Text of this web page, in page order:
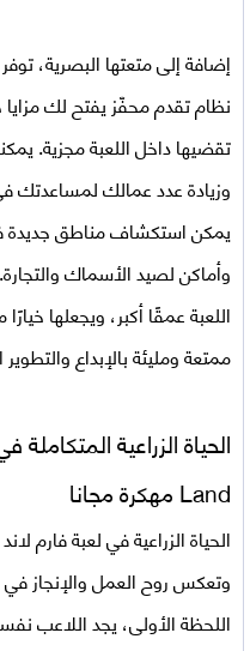
إضافة إلى متعتها البصرية، توفر
نظام تقدم محفّز يفتح لك
تقضيها داخل اللعبة مجزية.
وزيادة عدد عمالك لمساعدتك
يمكن استكشاف مناطق جديدة
وأماكن لصيد الأسماك
اللعبة عمقًا أكبر، ويجعلها
ممتعة ومليئة بالإبداع
Land مهكرة مجانا
وتعكس روح العمل والإنجاز في
اللحظة الأولى، يجد اللاعب